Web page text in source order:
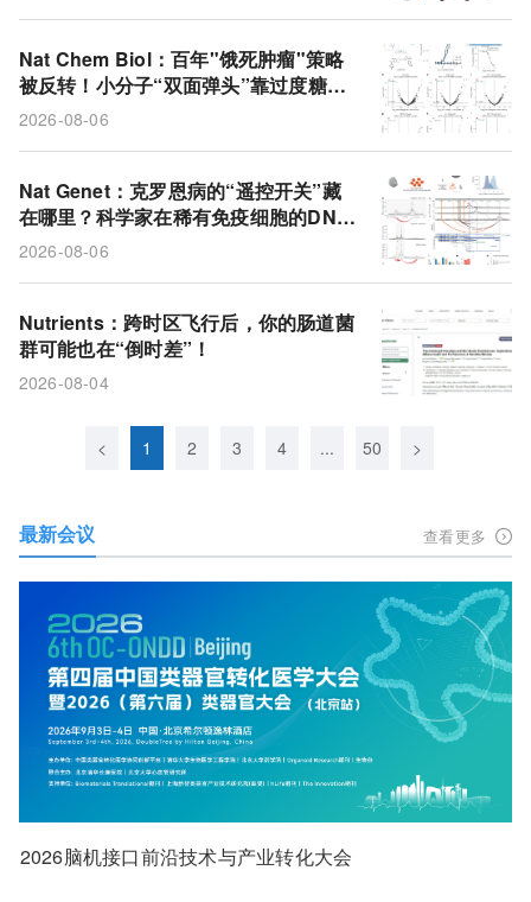
Nat Chem Biol：百年"饿死肿瘤"策略
被反转！小分子“双面弹头”靠过度糖酵
解撑死肿瘤细胞
2026-08-06
Nat Genet：克罗恩病的“遥控开关”藏
在哪里？科学家在稀有免疫细胞的DNA
折叠里找到了答案！
2026-08-06
Nutrients：跨时区飞行后，你的肠道菌
群可能也在“倒时差”！
2026-08-04
< 1 2 3 4 ... 50 >
最新会议 查看更多
2026脑机接口前沿技术与产业转化大会